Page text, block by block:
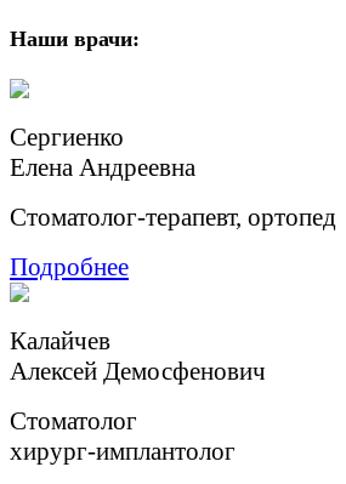
Наши врачи:
Сергиенко
Елена Андреевна
Стоматолог-терапевт, ортопед
Подробнее
Калайчев
Aлексей Демосфенович
Стоматолог
хирург-имплантолог